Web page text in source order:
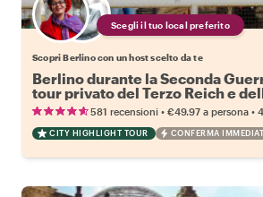
Scegli il tuo local preferito
Scopri Berlino con un host scelto da te
Berlino durante la Seconda
tour privato del Terzo Reich e
Hitler
581 recensioni • €49.97 a persona •
CITY HIGHLIGHT TOUR CONFERMA